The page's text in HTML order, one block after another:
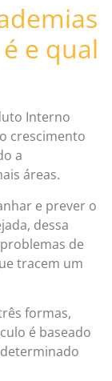
e qual
Interno
crescimento
a
áreas.
e prever o
dessa
de
tracem um
formas,
é baseado